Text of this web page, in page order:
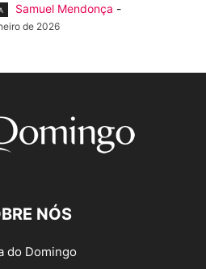
Samuel Mendonça -
de 2026
NÓS
do Domingo